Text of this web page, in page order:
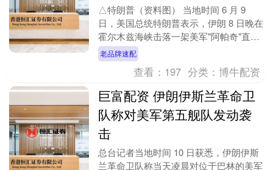
△特朗普（资料图） 当地时间 6 月 9
日，美国总统特朗普表示，伊朗 8 日晚在
霍尔木兹海峡击落一架美军"阿帕奇"直升
机。 特朗普称，机上两名飞行员均安全
无恙....
老品牌速配
查看： 197 分类：博牛配资
巨富配资 伊朗伊斯兰革命卫
队称对美军第五舰队发动袭
击
总台记者当地时间 10 日获悉，伊朗伊斯
兰革命卫队称当天凌晨对位于巴林的美军